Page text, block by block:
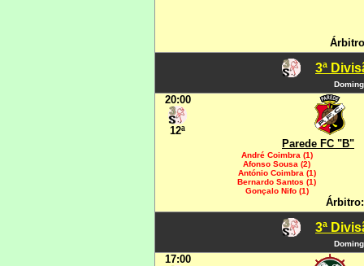
3ª
20:00
12ª
Parede FC "B"
André Coimbra (1)
Afonso Sousa (2)
António Coimbra (1)
Bernardo Santos (1)
Gonçalo Nifo (1)
3ª
17:00